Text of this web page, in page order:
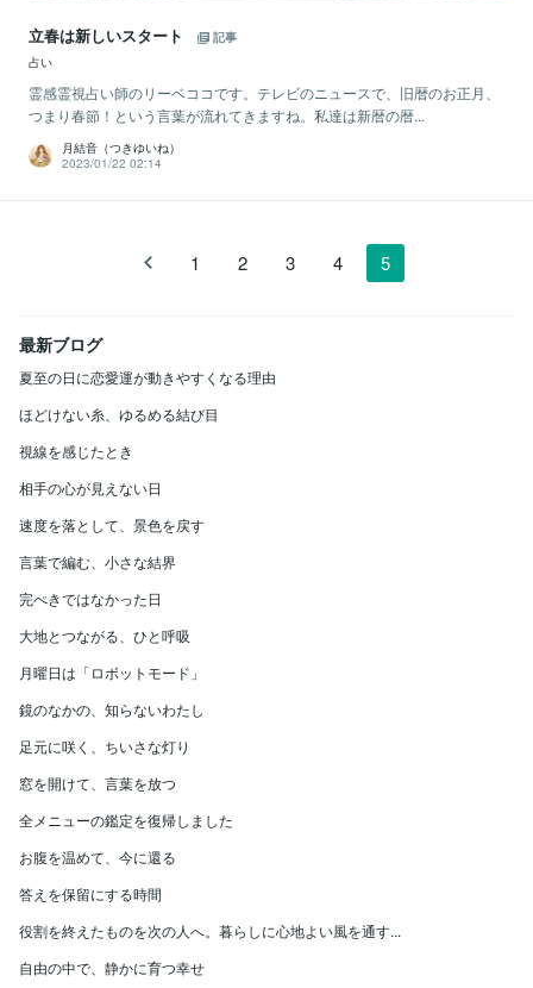
立春は新しいスタート
記事
占い
霊感霊視占い師のリーベココです。テレビのニュースで、旧暦のお正月、
つまり春節！という言葉が流れてきますね。私達は新暦の暦...
月結音（つきゆいね）
2023/01/22 02:14
1 2 3 4 5
最新ブログ
夏至の日に恋愛運が動きやすくなる理由
ほどけない糸、ゆるめる結び目
視線を感じたとき
相手の心が見えない日
速度を落として、景色を戻す
言葉で編む、小さな結界
完ぺきではなかった日
大地とつながる、ひと呼吸
月曜日は「ロボットモード」
鏡のなかの、知らないわたし
足元に咲く、ちいさな灯り
窓を開けて、言葉を放つ
全メニューの鑑定を復帰しました
お腹を温めて、今に還る
答えを保留にする時間
役割を終えたものを次の人へ。暮らしに心地よい風を通す...
自由の中で、静かに育つ幸せ